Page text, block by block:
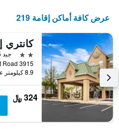
عرض كافة أماكن إقامة 219
2 نجمتين
جيد 7.5
8.9 كيلومتر عن وسط المدينة
324 ﷼